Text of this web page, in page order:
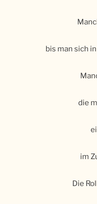
bis man sich
die
im
Die